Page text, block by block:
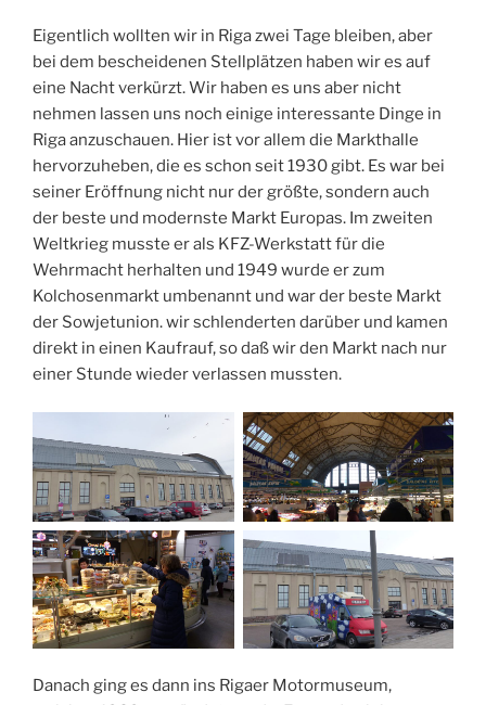
Eigentlich wollten wir in Riga zwei Tage bleiben, aber
bei dem bescheidenen Stellplätzen haben wir es auf
eine Nacht verkürzt. Wir haben es uns aber nicht
nehmen lassen uns noch einige interessante Dinge in
Riga anzuschauen. Hier ist vor allem die Markthalle
hervorzuheben, die es schon seit 1930 gibt. Es war bei
seiner Eröffnung nicht nur der größte, sondern auch
der beste und modernste Markt Europas. Im zweiten
Weltkrieg musste er als KFZ-Werkstatt für die
Wehrmacht herhalten und 1949 wurde er zum
Kolchosenmarkt umbenannt und war der beste Markt
der Sowjetunion. wir schlenderten darüber und kamen
direkt in einen Kaufrauf, so daß wir den Markt nach nur
einer Stunde wieder verlassen mussten.
Danach ging es dann ins Rigaer Motormuseum,